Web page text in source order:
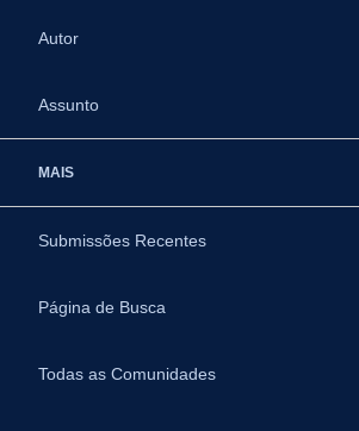
Autor
Assunto
MAIS
Submissões Recentes
Página de Busca
Todas as Comunidades